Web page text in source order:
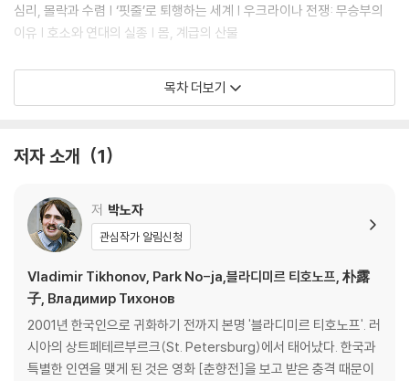
시선과 뜨거운 내부자의 비판 정신으로 한국 사회와 세계사의 이면을 날카
롭게 분석해 온 박노자 교수는 이 불확실성의 시대를 ‘위기’인 동시에 거대
미나 맹목적인 반미를 넘어, 미국 패권의 계보와 그 쇠락의 메커니즘을 냉
철하게 통찰해야 한다. 신간 『야만 시대의 귀환』은 미국 패권의 태동부터
상실하고 있는지, 그 공백을 메우기 위한 열강들의 합종연횡은 어떻게 전
고 있다. 독자들은 이 책을 통해 ‘포스트 아메리카나(Post American
a)’를 살아갈 필수적인 인사이트를 얻을 수 있다. 덕분에 거대한 전환의 길
목에서 길을 잃지 않고 미래를 설계하고자 하는 독자에게 이 책은 정밀한
나침반이 되어 줄 것이다.
심리, 몰락과 수렴 | ‘핏줄’로 퇴행하는 세계 | 우크라이나 전쟁: 무승부의
이유 | 호소와 연대의 실종 | 몸, 계급의 산물
2장 미국은 왜 그럴까
재의 외교 | 적대적 공생의 역사 | 홀로코스트의 기억 | 필연의 실패 | ‘빈
3장 트럼프는 왜 이럴까
옐친의 그림자 | 오랜 역사의 산물 | 미국 노동자의 선택 | 보편 시대의 종말
| 두 극우의 공통점 | 이민자의 나라 | 광의의 파시스트 | ‘배신’의 계보 | 미
국의 고르바초프? | 패권의 가격 | 러시아 간첩? | 트럼프주의라는 심적 안
식처 | 국가의 자살 | 미래가 될 과거 | ‘딜’ 외교의 실패 | 오바마와 바이든
의 계승자
목차 더보기
저자 소개 1
저 박노자
관심작가 알림신청
Vladimir Tikhonov, Park No-ja,블라디미르 티호노프, 朴露
子, Владимир Тихонов
2001년 한국인으로 귀화하기 전까지 본명 '블라디미르 티호노프'. 러
시아의 상트페테르부르크(St. Petersburg)에서 태어났다. 한국과
특별한 인연을 맺게 된 것은 영화 [춘향전]을 보고 받은 충격 때문이